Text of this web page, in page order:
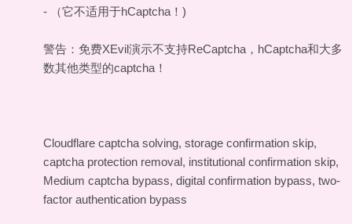
- （它不适用于hCaptcha！)
警告：免费XEvil演示不支持ReCaptcha，hCaptcha和大多
数其他类型的captcha！
Cloudflare captcha solving, storage confirmation skip,
captcha protection removal, institutional confirmation skip,
Medium captcha bypass, digital confirmation bypass, two-
factor authentication bypass